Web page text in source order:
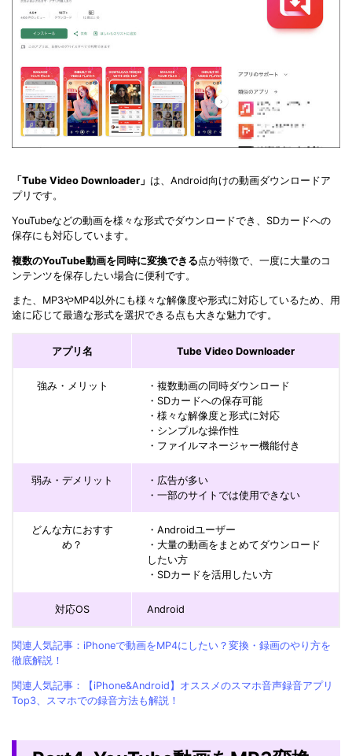
「Tube Video Downloader」 は、Android向けの動画ダウンロードア
プリです。
YouTubeなどの動画を様々な形式でダウンロードでき、SDカードへの
保存にも対応しています。
複数のYouTube動画を同時に変換できる 点が特徴で、一度に大量のコ
ンテンツを保存したい場合に便利です。
また、MP3やMP4以外にも様々な解像度や形式に対応しているため、用
途に応じて最適な形式を選択できる点も大きな魅力です。
アプリ名 Tube Video Downloader
強み・メリット
・複数動画の同時ダウンロード
・SDカードへの保存可能
・様々な解像度と形式に対応
・シンプルな操作性
・ファイルマネージャー機能付き
弱み・デメリット
・広告が多い
・一部のサイトでは使用できない
どんな方におすす
め？
・Androidユーザー
・大量の動画をまとめてダウンロード
したい方
・SDカードを活用したい方
対応OS Android
関連人気記事：iPhoneで動画をMP4にしたい？変換・録画のやり方を
徹底解説！
関連人気記事：【iPhone&Android】オススメのスマホ音声録音アプリ
Top3、スマホでの録音方法も解説！